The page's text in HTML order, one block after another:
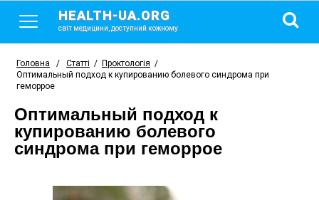
HEALTH-UA.ORG
світ медицини, доступний кожному
Головна / Статті / Проктологія /
Оптимальный подход к купированию болевого синдрома при
геморрое
Оптимальный подход к
купированию болевого
синдрома при геморрое